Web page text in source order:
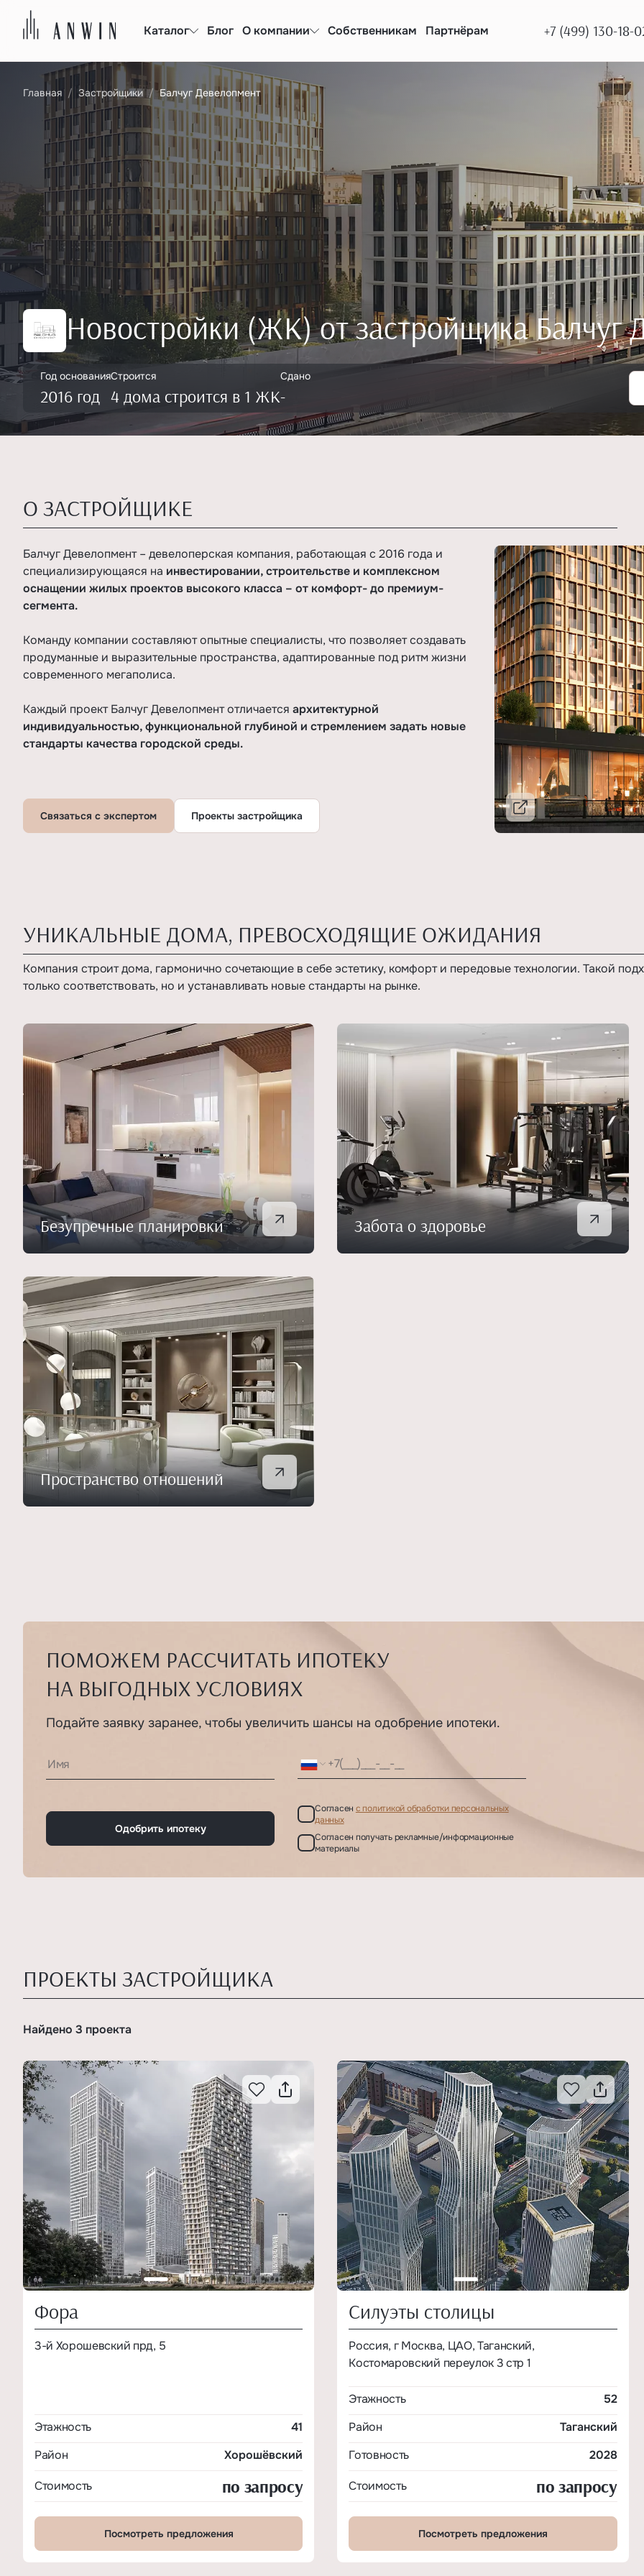
Каталог Блог О компании Собственникам Партнёрам +7 (499) 130-18-
Главная Застройщики Балчуг Девелопмент
Новостройки (ЖК) от застройщика Балчуг
Год основания
2016 год
Строится
4 дома строится в 1 ЖК
Сдано
-
О ЗАСТРОЙЩИКЕ
Балчуг Девелопмент – девелоперская компания, работающая с 2016 года и
специализирующаяся на инвестировании, строительстве и комплексном
оснащении жилых проектов высокого класса – от комфорт- до премиум-
сегмента.
Команду компании составляют опытные специалисты, что позволяет создавать
продуманные и выразительные пространства, адаптированные под ритм жизни
современного мегаполиса.
Каждый проект Балчуг Девелопмент отличается архитектурной
индивидуальностью, функциональной глубиной и стремлением задать новые
стандарты качества городской среды.
Связаться с экспертом Проекты застройщика Подробнее
УНИКАЛЬНЫЕ ДОМА, ПРЕВОСХОДЯЩИЕ ОЖИДАНИЯ
Компания строит дома, гармонично сочетающие в себе эстетику, комфорт и передовые технологии. Такой
только соответствовать, но и устанавливать новые стандарты на рынке.
Безупречные планировки Забота о здоровье
Пространство отношений
ПОМОЖЕМ РАССЧИТАТЬ ИПОТЕКУ
НА ВЫГОДНЫХ УСЛОВИЯХ
Подайте заявку заранее, чтобы увеличить шансы на одобрение ипотеки.
Одобрить ипотеку
Согласен с политикой обработки персональных
данных
Согласен получать рекламные/информационные
материалы
ПРОЕКТЫ ЗАСТРОЙЩИКА
Найдено 3 проекта
Фора
3-й Хорошевский прд, 5
Этажность
41
Район
Хорошёвский
Стоимость по запросу
Посмотреть предложения
Силуэты столицы
Россия, г Москва, ЦАО, Таганский,
Костомаровский переулок 3 стр 1
Этажность
52
Район
Таганский
Готовность
2028
Стоимость по запросу
Посмотреть предложения